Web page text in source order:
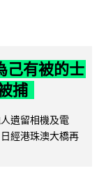
己有被的士
捕
遺留相機及電
經港珠澳大橋再